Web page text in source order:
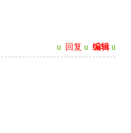
u 回复 u 编辑 u